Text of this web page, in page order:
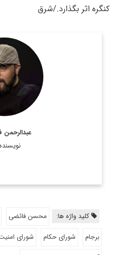
کنگره اثر بگذارد./شرق
عبدالرحمن
روزنامه نگار و کارشناس
تحریریه
کلید واژه ها: محسن فائضی
برجام
شورای حکام شورای